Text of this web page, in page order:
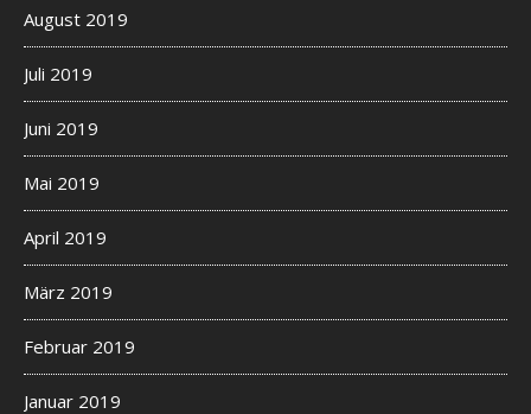
August 2019
Juli 2019
Juni 2019
Mai 2019
April 2019
März 2019
Februar 2019
Januar 2019